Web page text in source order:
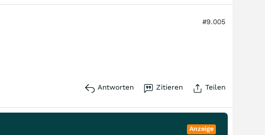
#9.005
Antworten Zitieren Teilen
Anzeige